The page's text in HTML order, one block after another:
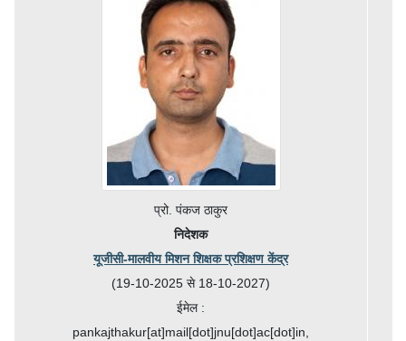
प्रो. पंकज ठाकुर
निदेशक
यूजीसी-मालवीय मिशन शिक्षक प्रशिक्षण केंद्र
(19-10-2025 से 18-10-2027)
ईमेल :
pankajthakur[at]mail[dot]jnu[dot]ac[dot]in,